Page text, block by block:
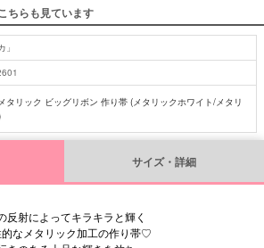
ちらも見ています
タリック ビッグリボン 作り帯 (メタリックホワイト/メタリ
サイズ・詳細
反射によってキラキラと輝く
なメタリック加工の作り帯♡